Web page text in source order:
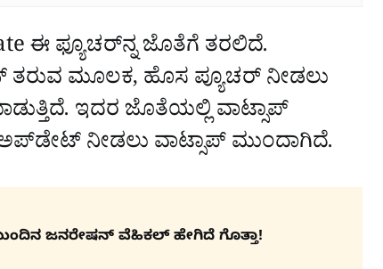
ಈ ಫ್ಯೂಚರ್‌ನ್ನ ಜೊತೆಗೆ ತರಲಿದೆ.
ತರುವ ಮೂಲಕ, ಹೊಸ ಪ್ಯೂಚರ್‌ ನೀಡಲು
ಇದರ ಜೊತೆಯಲ್ಲಿ ವಾಟ್ಸಾಪ್‌
ನೀಡಲು ವಾಟ್ಸಾಪ್‌ ಮುಂದಾಗಿದೆ.
ಜನರೇಷನ್​ ವೆಹಿಕಲ್ ಹೇಗಿದೆ ಗೊತ್ತಾ!